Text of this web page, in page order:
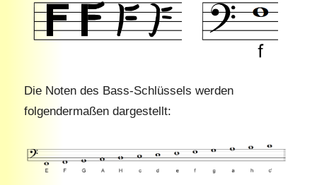
Die Noten des Bass-Schlüssels werden
folgendermaßen dargestellt: